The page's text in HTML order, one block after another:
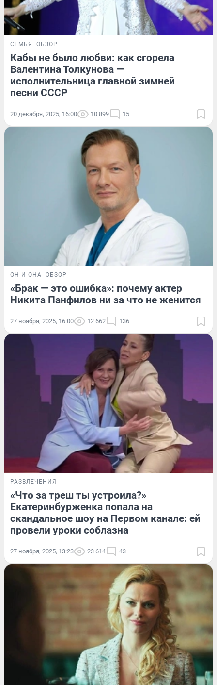
СЕМЬЯ ОБЗОР
Кабы не было любви: как сгорела
Валентина Толкунова —
исполнительница главной зимней
песни СССР
20 декабря, 2025, 16:00 10 899 15
ОН И ОНА ОБЗОР
«Брак — это ошибка»: почему актер
Никита Панфилов ни за что не женится
27 ноября, 2025, 16:00 12 662 136
РАЗВЛЕЧЕНИЯ
«Что за треш ты устроила?»
Екатеринбурженка попала на
скандальное шоу на Первом канале: ей
провели уроки соблазна
27 ноября, 2025, 13:23 23 614 43